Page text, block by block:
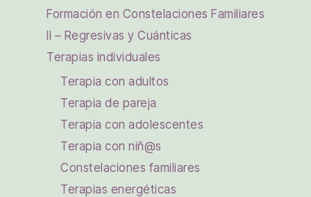
Formación en Constelaciones Familiares
II – Regresivas y Cuánticas
Terapias individuales
Terapia con adultos
Terapia de pareja
Terapia con adolescentes
Terapia con niñ@s
Constelaciones familiares
Terapias energéticas